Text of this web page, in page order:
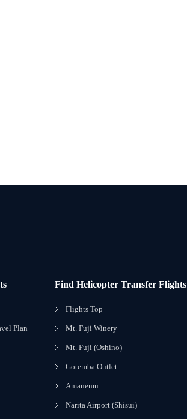
Plan
Find Helicopter Transfer Flights
Flights Top
Mt. Fuji Winery
Mt. Fuji (Oshino)
Gotemba Outlet
Amanemu
Narita Airport (Shisui)